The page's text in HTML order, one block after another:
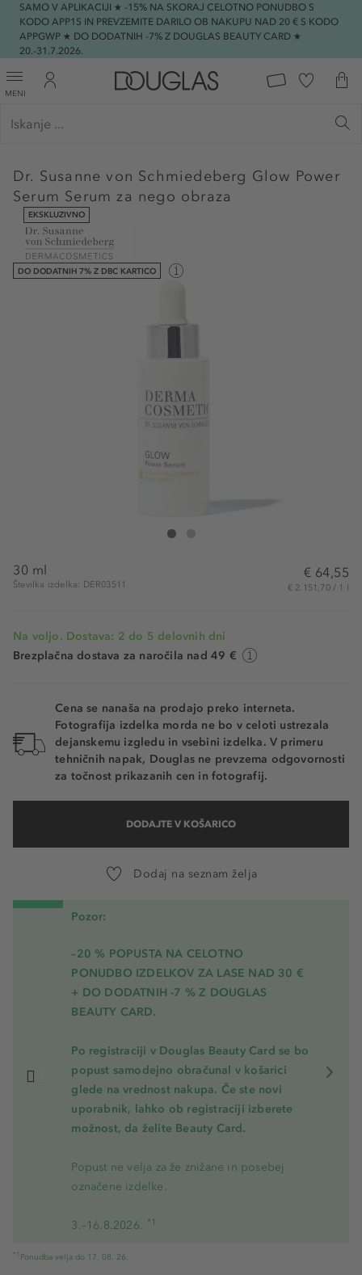
SAMO V APLIKACIJI ★ -15% NA SKORAJ CELOTNO PONUDBO S
KODO APP15 IN PREVZEMITE DARILO OB NAKUPU NAD 20 € S KODO
APPGWP ★ DO DODATNIH -7% Z DOUGLAS BEAUTY CARD ★
20.-31.7.2026.
MENI
Dr. Susanne von Schmiedeberg Glow Power
Serum Serum za nego obraza
EKSKLUZIVNO
DO DODATNIH 7% Z DBC KARTICO
Dr. Susanne von Schmiedeberg Glow Power
30 ml
Številka izdelka: DER03511
€ 64,55
€ 2.151,70 / 1 l
Na voljo. Dostava: 2 do 5 delovnih dni
Brezplačna dostava za naročila nad 49 €
Cena se nanaša na prodajo preko interneta.
Fotografija izdelka morda ne bo v celoti ustrezala
dejanskemu izgledu in vsebini izdelka. V primeru
tehničnih napak, Douglas ne prevzema odgovornosti
za točnost prikazanih cen in fotografij.
DODAJTE V KOŠARICO
Dodaj na seznam želja
Pozor:
–20 % POPUSTA NA CELOTNO
PONUDBO IZDELKOV ZA LASE NAD 30 €
+ DO DODATNIH -7 % Z DOUGLAS
BEAUTY CARD.
Po registraciji v Douglas Beauty Card se bo
popust samodejno obračunal v košarici
glede na vrednost nakupa. Če ste novi
uporabnik, lahko ob registraciji izberete
možnost, da želite Beauty Card.
Popust ne velja za že znižane in posebej
označene izdelke.
3.–16.8.2026. *1
*1 Ponudba velja do 17. 08. 26.